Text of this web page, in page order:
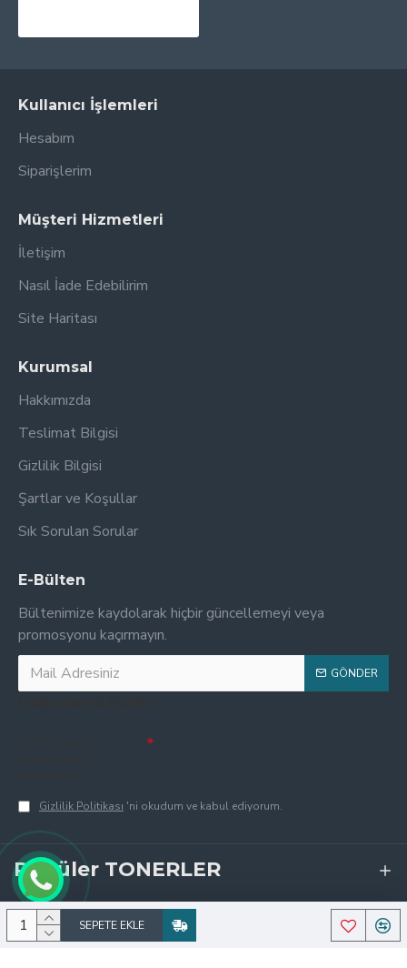
SEPETE EKLE
Kullanıcı İşlemleri
Hesabım
Siparişlerim
Müşteri Hizmetleri
İletişim
Nasıl İade Edebilirim
Site Haritası
Kurumsal
Hakkımızda
Teslimat Bilgisi
Gizlilik Bilgisi
Şartlar ve Koşullar
Sık Sorulan Sorular
E-Bülten
Bültenimize kaydolarak hiçbir güncellemeyi veya
promosyonu kaçırmayın.
GÖNDER
Gizlilik Politikası 'ni okudum ve kabul ediyorum.
Popüler TONERLER